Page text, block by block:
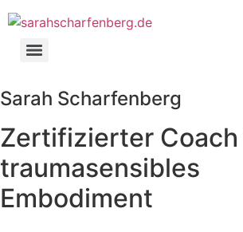
Zum
Inhalt
springen
Sarah Scharfenberg
Zertifizierter
traumasensibles
Embodiment